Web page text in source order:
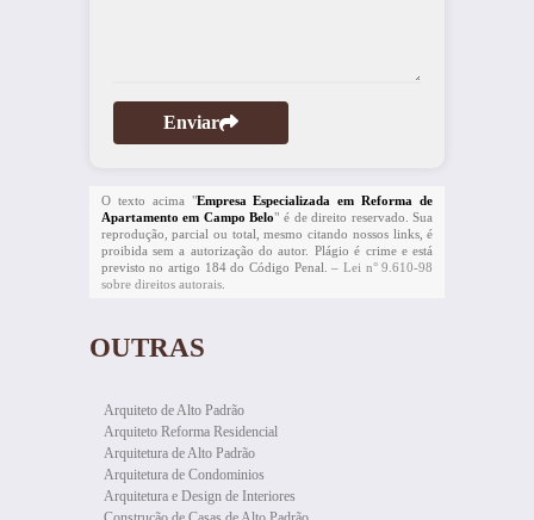
Enviar
O texto acima "Empresa Especializada em Reforma de
Apartamento em Campo Belo" é de direito reservado. Sua
reprodução, parcial ou total, mesmo citando nossos links, é
proibida sem a autorização do autor. Plágio é crime e está
previsto no artigo 184 do Código Penal. – Lei n° 9.610-98
sobre direitos autorais.
OUTRAS
Arquiteto de Alto Padrão
Arquiteto Reforma Residencial
Arquitetura de Alto Padrão
Arquitetura de Condominios
Arquitetura e Design de Interiores